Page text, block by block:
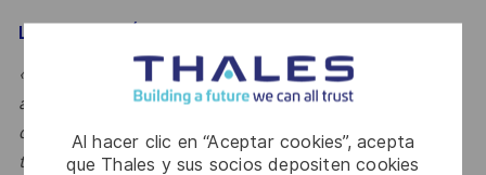
Al hacer clic en “Aceptar cookies”, acepta
que Thales y sus socios depositen cookies
LE MOT DE L’ÉQUIPE
« Rejoindre nos équipes, c’est contribuer à la définition et
à la réussite des satellites de demain. En tant
qu’Architecte Satellite, vous serez au cœur des décisions
techniques majeures, en interaction avec de nombreux